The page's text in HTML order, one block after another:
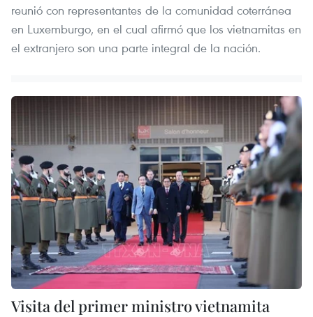
reunió con representantes de la comunidad coterránea
en Luxemburgo, en el cual afirmó que los vietnamitas en
el extranjero son una parte integral de la nación.
Visita del primer ministro vietnamita